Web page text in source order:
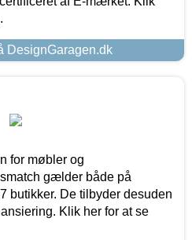
DesignGaragen.dk
for møbler og
gælder både på
butikker. De tilbyder desuden
Klik her for at se